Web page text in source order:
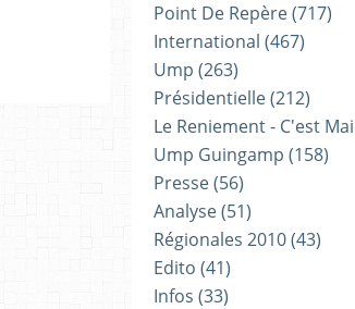
Point De Repère(717)
International (467)
Ump (263)
Présidentielle(212)
Le Reniement - C'est
Ump Guingamp (158)
Presse(56)
Analyse(51)
Régionales 2010(43)
Edito (41)
Infos (33)